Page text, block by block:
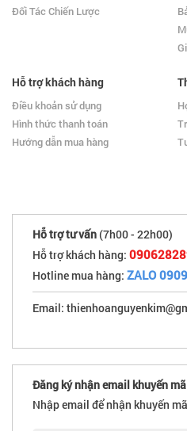
Đối Tác Chiến Lược
Hỗ trợ khách hàng
Điều khoản sử dụng
Hình thức thanh toán
Hướng dẫn mua hàng
Hỗ trợ tư vấn (7h00 - 22h00)
Hỗ trợ khách hàng:
Hotline mua hàng: ZALO
Email:
Đăng ký nhận email khuyến
Nhập email để nhận khuyến